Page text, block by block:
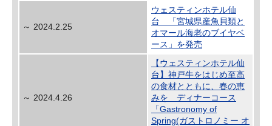
～ 2024.2.25
ウェスティンホテル仙
台 「宮城県産魚貝類と
オマール海老のブイヤベ
ース」を発売
～ 2024.4.26
【ウェスティンホテル仙
台】神戸牛をはじめ至高
の食材とともに、春の恵
みを ディナーコース
「Gastronomy of
Spring(ガストロノミー オ